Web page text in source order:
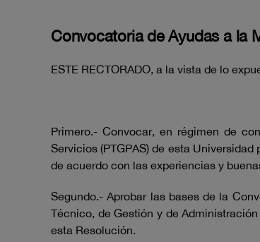
Convocatoria de Ayudas a la
ESTE RECTORADO, a la vista de lo
Primero.- Convocar, en régimen de
Servicios (PTGPAS) de esta
de acuerdo con las experiencias y
Segundo.- Aprobar las bases de la
Técnico, de Gestión y de
esta Resolución.